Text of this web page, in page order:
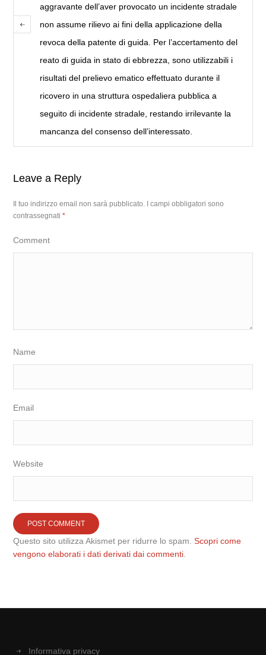
aggravante dell’aver provocato un incidente stradale
non assume rilievo ai fini della applicazione della
revoca della patente di guida. Per l’accertamento del
reato di guida in stato di ebbrezza, sono utilizzabili i
risultati del prelievo ematico effettuato durante il
ricovero in una struttura ospedaliera pubblica a
seguito di incidente stradale, restando irrilevante la
mancanza del consenso dell’interessato.
Leave a Reply
Il tuo indirizzo email non sarà pubblicato.
I campi obbligatori sono
contrassegnati*
Comment
Name
Email
Website
Questo sito utilizza Akismet per ridurre lo spam.Scopri come
vengono elaborati i dati derivati dai commenti
Informativa privacy